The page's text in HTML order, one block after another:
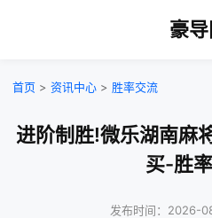
豪导
首页 > 资讯中心 > 胜率交流
进阶制胜!微乐湖南麻
买-胜
发布时间：2026-